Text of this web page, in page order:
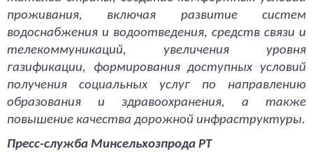
проживания, включая развитие систем
водоснабжения и водоотведения, средств связи и
телекоммуникаций, увеличения уровня
газификации, формирования доступных условий
получения социальных услуг по направлению
образования и здравоохранения, а также
повышение качества дорожной инфраструктуры.
Пресс-служба Минсельхозпрода РТ